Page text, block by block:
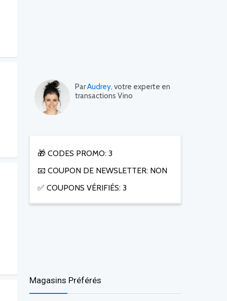
ParAudrey, votre experte en
transactions Vino
🎁 CODES PROMO: 3
📧 COUPON DE NEWSLETTER: NON
✅ COUPONS VÉRIFIÉS: 3
Magasins Préférés